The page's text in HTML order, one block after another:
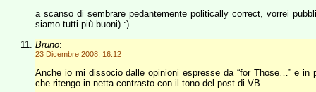
a scanso di sembrare pedantemente politically correct, vorrei
siamo tutti più buoni) :)
Bruno:
23 Dicembre 2008, 16:12
Anche io mi dissocio dalle opinioni espresse da “for Those…” e in
che ritengo in netta contrasto con il tono del post di VB.